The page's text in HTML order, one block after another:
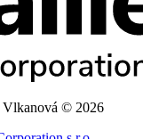
Vlkanová © 2026